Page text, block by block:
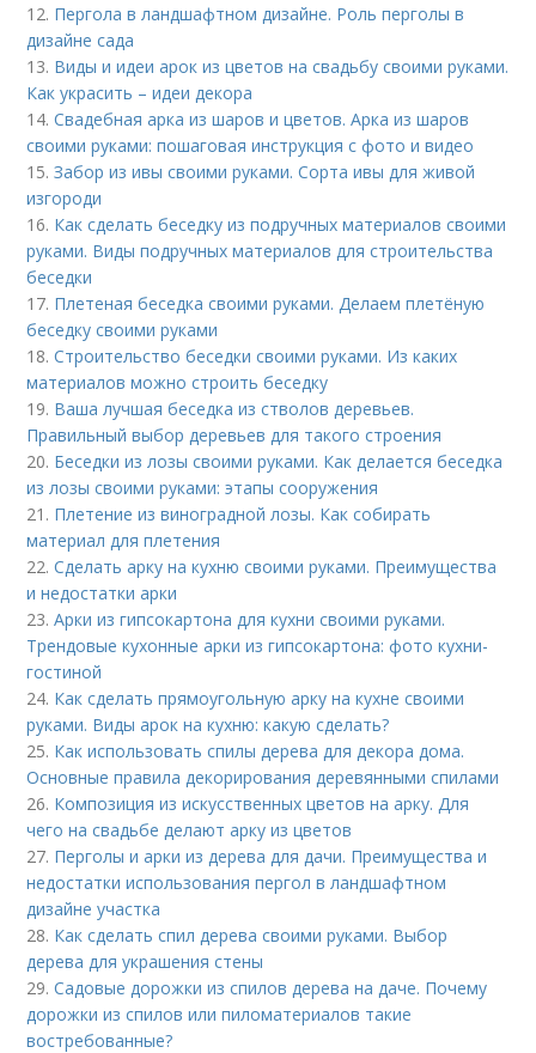
12. Пергола в ландшафтном дизайне. Роль перголы в
дизайне сада
13. Виды и идеи арок из цветов на свадьбу своими руками.
Как украсить – идеи декора
14.Свадебная арка из шаров и цветов. Арка из шаров
своими руками: пошаговая инструкция с фото и видео
15.Забор из ивы своими руками. Сорта ивы для живой
изгороди
16. Как сделать беседку из подручных материалов своими
руками. Виды подручных материалов для строительства
беседки
17. Плетеная беседка своими руками. Делаем плетёную
беседку своими руками
18.Строительство беседки своими руками. Из каких
материалов можно строить беседку
19. Ваша лучшая беседка из стволов деревьев.
Правильный выбор деревьев для такого строения
20. Беседки из лозы своими руками. Как делается беседка
из лозы своими руками: этапы сооружения
21. Плетение из виноградной лозы. Как собирать
материал для плетения
22.Сделать арку на кухню своими руками. Преимущества
и недостатки арки
23.Арки из гипсокартона для кухни своими руками.
Трендовые кухонные арки из гипсокартона: фото кухни-
гостиной
24. Как сделать прямоугольную арку на кухне своими
руками. Виды арок на кухню: какую сделать?
25. Как использовать спилы дерева для декора дома.
Основные правила декорирования деревянными спилами
26. Композиция из искусственных цветов на арку. Для
чего на свадьбе делают арку из цветов
27. Перголы и арки из дерева для дачи. Преимущества и
недостатки использования пергол в ландшафтном
дизайне участка
28. Как сделать спил дерева своими руками. Выбор
дерева для украшения стены
29.Садовые дорожки из спилов дерева на даче. Почему
дорожки из спилов или пиломатериалов такие
востребованные?